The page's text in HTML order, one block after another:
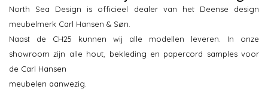
North Sea Design is officieel dealer van het Deense design
meubelmerk Carl Hansen & Søn.
Naast de CH25 kunnen wij alle modellen leveren. In onze
showroom zijn alle hout, bekleding en papercord samples voor
de Carl Hansen
meubelen aanwezig.